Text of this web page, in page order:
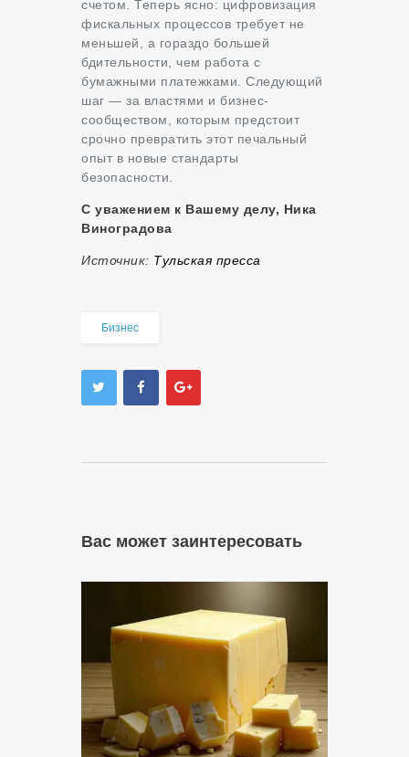
счетом. Теперь ясно: цифровизация
фискальных процессов требует не
меньшей, а гораздо большей
бдительности, чем работа с
бумажными платежками. Следующий
шаг — за властями и бизнес-
сообществом, которым предстоит
срочно превратить этот печальный
опыт в новые стандарты
безопасности.
С уважением к Вашему делу, Ника
Виноградова
Источник: Тульская пресса
Бизнес
Вас может заинтересовать